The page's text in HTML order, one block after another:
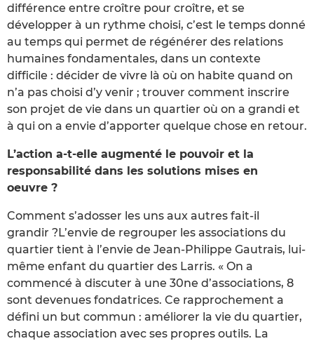
différence entre croître pour croître, et se
développer à un rythme choisi, c’est le temps donné
au temps qui permet de régénérer des relations
humaines fondamentales, dans un contexte
difficile : décider de vivre là où on habite quand on
n’a pas choisi d’y venir ; trouver comment inscrire
son projet de vie dans un quartier où on a grandi et
à qui on a envie d’apporter quelque chose en retour.
L’action a-t-elle augmenté le pouvoir et la
responsabilité dans les solutions mises en
oeuvre ?
Comment s’adosser les uns aux autres fait-il
grandir ?L’envie de regrouper les associations du
quartier tient à l’envie de Jean-Philippe Gautrais, lui-
même enfant du quartier des Larris. « On a
commencé à discuter à une 30ne d’associations, 8
sont devenues fondatrices. Ce rapprochement a
défini un but commun : améliorer la vie du quartier,
chaque association avec ses propres outils. La